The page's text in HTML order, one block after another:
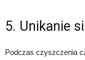
5. Unikanie
Podczas czyszczenia